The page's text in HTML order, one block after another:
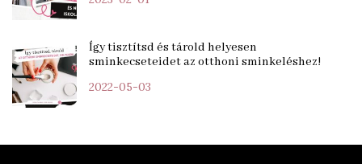
Így tisztítsd és tárold helyesen
sminkecseteidet az otthoni sminkeléshez!
2022-05-03